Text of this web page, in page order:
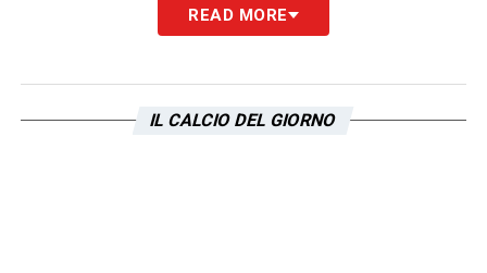
READ MORE
IL CALCIO DEL GIORNO